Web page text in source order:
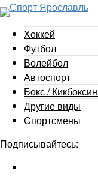
Хоккей
Футбол
Волейбол
Автоспорт
Бокс /
Другие виды
Cпортсмены
Подписывайтесь: